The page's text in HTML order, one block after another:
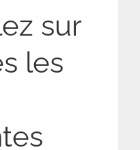
sur
les